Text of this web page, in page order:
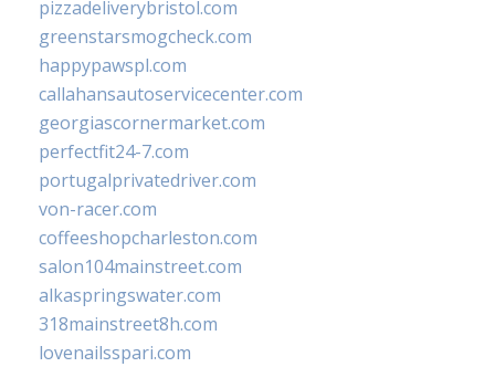
pizzadeliverybristol.com
greenstarsmogcheck.com
happypawspl.com
callahansautoservicecenter.com
georgiascornermarket.com
perfectfit24-7.com
portugalprivatedriver.com
von-racer.com
coffeeshopcharleston.com
salon104mainstreet.com
alkaspringswater.com
318mainstreet8h.com
lovenailsspari.com